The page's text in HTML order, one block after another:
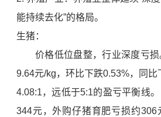
能持续去化”的格局。
生猪：
价格低位盘整，行业深度亏
9.64元/kg，环比下跌0.53%，同比
4.08:1，远低于5:1的盈亏平衡线
344元，外购仔猪育肥亏损约306